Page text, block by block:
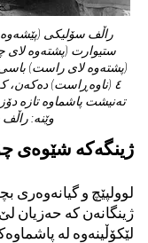
راڵف سۆلیکی
ستیوارت (پشتەوە لای
(پشتەوە لای راست) باسی
٤ (ناوەڕاست) دەکەن،
تەنیشت پاشماوە تازە
وێنە:
ژینگەکە شێوەی
لوولپێچ و گیانەوەری
ژینگانەن کە حەزیان
لێکۆڵینەوە لە